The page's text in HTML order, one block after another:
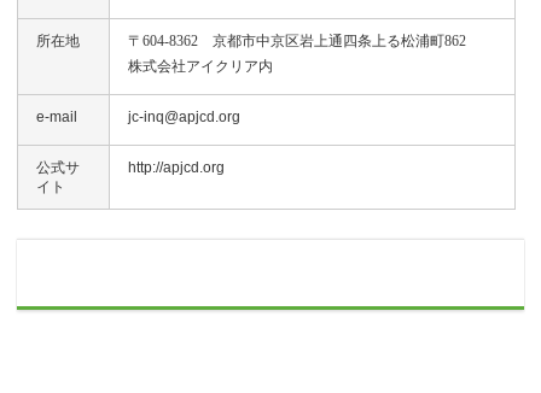
所在地
〒604-8362 京都市中京区岩上通四条上る松浦町862
株式会社アイクリア内
e-mail jc-inq@apjcd.org
公式サ
イト
http://apjcd.org